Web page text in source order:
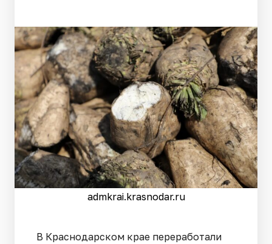
admkrai.krasnodar.ru
В Краснодарском крае переработали